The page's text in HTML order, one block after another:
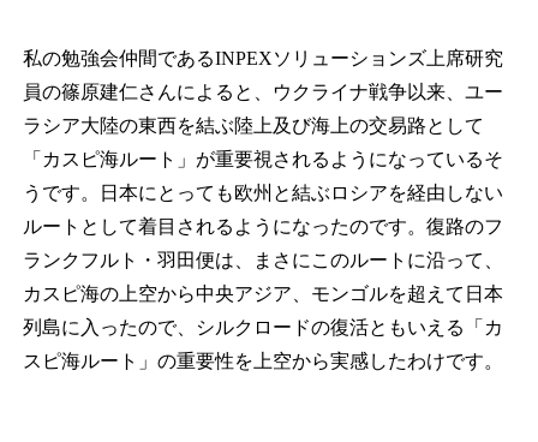
私の勉強会仲間であるINPEXソリューションズ上席研究
員の篠原建仁さんによると、ウクライナ戦争以来、ユー
ラシア大陸の東西を結ぶ陸上及び海上の交易路として
「カスピ海ルート」が重要視されるようになっているそ
うです。日本にとっても欧州と結ぶロシアを経由しない
ルートとして着目されるようになったのです。復路のフ
ランクフルト・羽田便は、まさにこのルートに沿って、
カスピ海の上空から中央アジア、モンゴルを超えて日本
列島に入ったので、シルクロードの復活ともいえる「カ
スピ海ルート」の重要性を上空から実感したわけです。